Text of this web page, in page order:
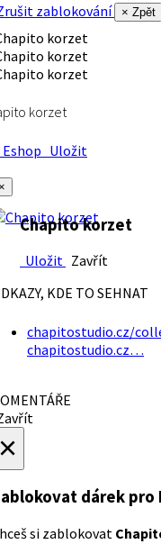
zablokování
× Zpět
korzet
Uložit
Chapito korzet
Uložit Zavřít
KDE TO SEHNAT
chapitostudio.cz/
chapitostudio.cz…
dárek pro
si zablokovat